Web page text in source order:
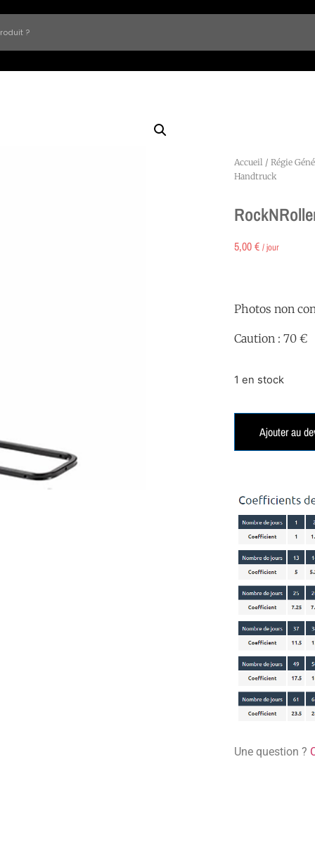
Accueil /Régie
Handtruck
5,00€ / jour
Photos non
Caution : 70 €
1 en stock
Ajouter au
Une question ?